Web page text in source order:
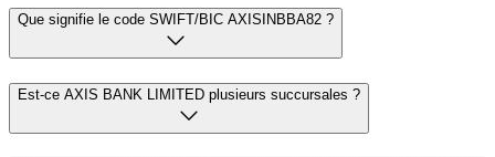
Que signifie le code SWIFT/BIC AXISINBBA82 ?
Est-ce AXIS BANK LIMITED plusieurs succursales ?